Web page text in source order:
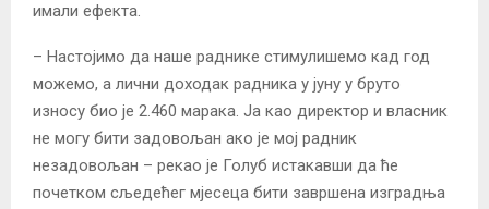
имали ефекта.
– Настојимо да наше раднике стимулишемо кад год
можемо, а лични доходак радника у јуну у бруто
износу био је 2.460 марака. Ја као директор и власник
не могу бити задовољан ако је мој радник
незадовољан – рекао је Голуб истакавши да ће
почетком сљедећег мјесеца бити завршена изградња